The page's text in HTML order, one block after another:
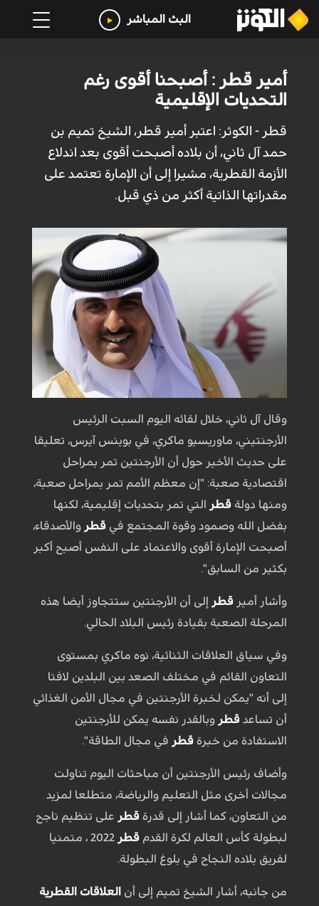
البث المباشر
أمير قطر : أصبحنا أقوى رغم
التحديات الإقليمية
قطر - الكوثر: اعتبر أمير قطر، الشيخ تميم بن
حمد آل ثاني، أن بلاده أصبحت أقوى بعد اندلاع
الأزمة القطرية، مشيرا إلى أن الإمارة تعتمد على
مقدراتها الذاتية أكثر من ذي قبل.
وقال آل ثاني، خلال لقائه اليوم السبت الرئيس
الأرجنتيني، ماوريسيو ماكري، في بوينس آيرس، تعليقا
على حديث الأخير حول أن الأرجنتين تمر بمراحل
اقتصادية صعبة: "إن معظم الأمم تمر بمراحل صعبة،
ومنها دولة قطر
التي تمر بتحديات إقليمية، لكنها
بفضل الله وصمود وقوة المجتمع في قطر والأصدقاء،
أصبحت الإمارة أقوى والاعتماد على النفس أصبح أكبر
بكثير من السابق".
وأشار أمير قطر
إلى أن الأرجنتين ستتجاوز أيضا هذه
المرحلة الصعبة بقيادة رئيس البلاد الحالي.
وفي سياق العلاقات الثنائية، نوه ماكري بمستوى
التعاون القائم في مختلف الصعد بين البلدين لافتا
إلى أنه "يمكن لخبرة الأرجنتين في مجال الأمن الغذائي
أن تساعد قطر وبالقدر نفسه يمكن للأرجنتين
الاستفادة من خبرة قطر في مجال الطاقة".
وأضاف رئيس الأرجنتين أن مباحثات اليوم تناولت
مجالات أخرى مثل التعليم والرياضة، متطلعا لمزيد
من التعاون، كما أشار إلى قدرة قطر على تنظيم ناجح
لبطولة كأس العالم لكرة القدم قطر
2022 ، متمنيا
لفريق بلاده النجاح في بلوغ البطولة.
من جانبه، أشار الشيخ تميم إلى أن العلاقات القطرية